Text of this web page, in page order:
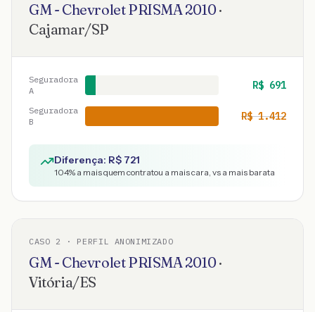
GM - ChevroletPRISMA2010·
Cajamar/SP
Seguradora
A
R$ 691
Seguradora
B
R$1.412
Diferença: R$ 721
104% a mais quem contratou a mais cara, vs a mais barata
CASO 2 · PERFIL ANONIMIZADO
GM - ChevroletPRISMA2010·
Vitória/ES